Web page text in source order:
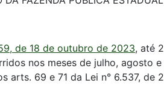
de 18 de outubro de 2023, até
nos meses de julho, agosto
arts. 69 e 71 da Lei n° 6.537, de